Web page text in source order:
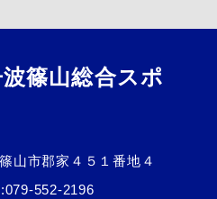
篠山総合スポ
山市郡家４５１番地４
552-2196